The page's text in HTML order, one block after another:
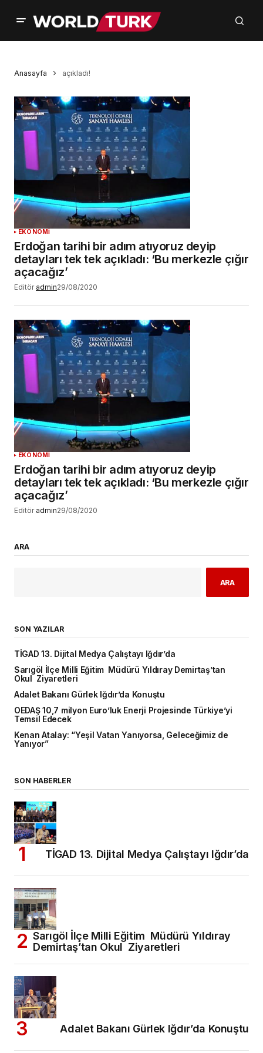
Anasayfa açıkladı!
EKONOMİ
Erdoğan tarihi bir adım atıyoruz deyip
detayları tek tek açıkladı: ‘Bu merkezle çığır
açacağız’
Editör admin29/08/2020
EKONOMİ
Erdoğan tarihi bir adım atıyoruz deyip
detayları tek tek açıkladı: ‘Bu merkezle çığır
açacağız’
Editör admin29/08/2020
ARA
ARA
SON YAZILAR
TİGAD 13. Dijital Medya Çalıştayı Iğdır’da
Sarıgöl İlçe Milli Eğitim Müdürü Yıldıray Demirtaş’tan
Okul Ziyaretleri
Adalet Bakanı Gürlek Iğdır’da Konuştu
OEDAŞ 10,7 milyon Euro’luk Enerji Projesinde Türkiye’yi
Temsil Edecek
Kenan Atalay: “Yeşil Vatan Yanıyorsa, Geleceğimiz de
Yanıyor”
SON HABERLER
TİGAD 13. Dijital Medya Çalıştayı Iğdır’da
Sarıgöl İlçe Milli Eğitim Müdürü Yıldıray
Demirtaş’tan Okul Ziyaretleri
Adalet Bakanı Gürlek Iğdır’da Konuştu